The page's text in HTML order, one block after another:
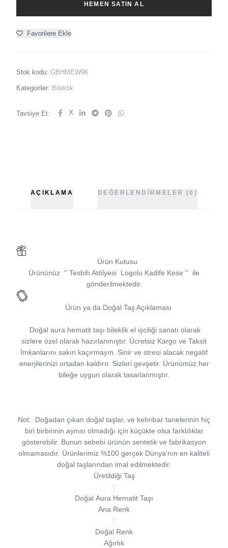
HEMEN SATIN AL
Favorilere Ekle
Stok kodu: GBHMEW96
Kategoriler: Bileklik
Tavsiye Et: X
AÇIKLAMA DEĞERLENDIRMELER (0)
Ürün Kutusu
Ürününüz '' Tesbih Atölyesi Logolu Kadife Kese ''
ile
gönderilmektedir.
Ürün ya da Doğal Taş Açıklaması
Doğal aura hematit taşı bileklik el işciliği sanatı olarak
sizlere özel olarak hazırlanmıştır. Ücretsiz Kargo ve Taksit
İmkanlarını sakın kaçırmayın. Sinir ve stresi alacak negatif
enerjilerinizi ortadan kaldırır. Sizleri gevşetir. Ürünümüz her
bileğe uygun olarak tasarlanmıştır.
Not: Doğadan çıkan doğal taşlar, ve kehribar tanelerinin hiç
biri birbirinin aynısı olmadığı için küçükte olsa farklılıklar
gösterebilir. Bunun sebebi ürünün sentetik ve fabrikasyon
olmamasıdır. Ürünlerimiz %100 gerçek Dünya'nın en kaliteli
doğal taşlarından imal edilmektedir.
Üretildiği Taş
:
Doğal Aura Hematit Taşı
Ana Renk
:
Doğal Renk
Ağırlık